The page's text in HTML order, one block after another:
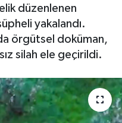
düzenlenen
yakalandı.
örgütsel doküman,
silah ele geçirildi.